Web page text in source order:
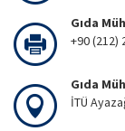
Gıda
+90 (212)
Gıda
İTÜ